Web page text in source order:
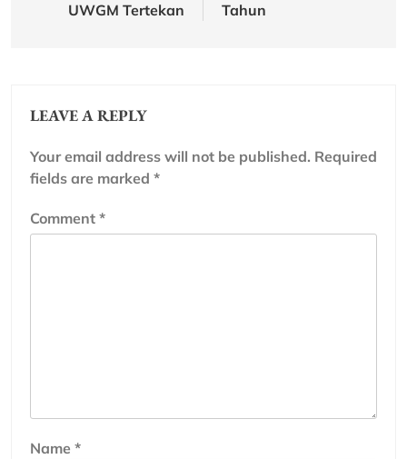
UWGM Tertekan
Tahun
LEAVE A REPLY
Your email address will not be published. Required
fields are marked *
Comment *
Name *